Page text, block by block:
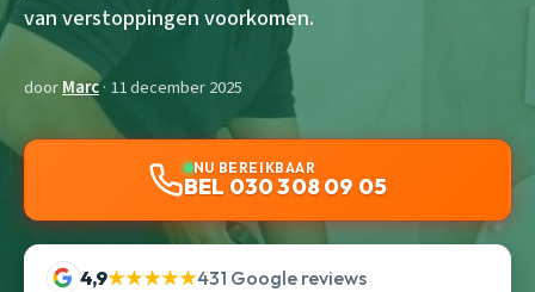
van verstoppingen voorkomen.
doorMarc· 11 december 2025
NU BEREIKBAAR
BEL 030 308 09 05
4,9★★★★★431 Google reviews